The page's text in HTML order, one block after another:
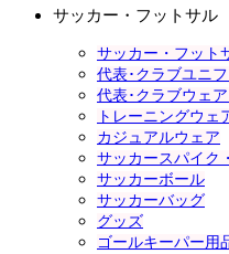
サッカー・フットサル
サッカー・フット
代表･クラブユニ
代表･クラブウェ
トレーニングウェ
カジュアルウェア
サッカースパイク
サッカーボール
サッカーバッグ
グッズ
ゴールキーパー用